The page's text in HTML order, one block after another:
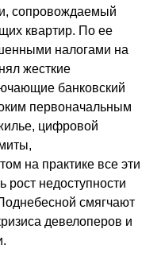
сопровождаемый
квартир. По ее
налогами на
жесткие
банковский
первоначальным
цифровой
на практике все эти
рост недоступности
смягчают
девелоперов и